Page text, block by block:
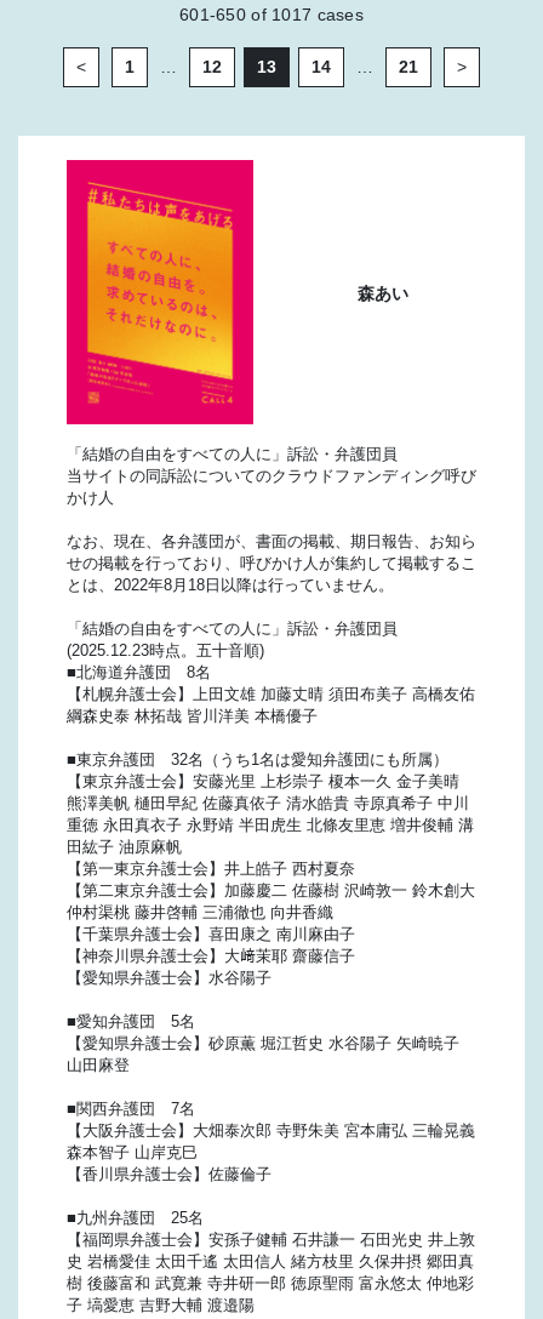
601-650 of 1017 cases
< 1 12 13 14 21 >
森あい
「結婚の自由をすべての人に」訴訟・弁護団員
当サイトの同訴訟についてのクラウドファンディング呼び
かけ人
なお、現在、各弁護団が、書面の掲載、期日報告、お知ら
せの掲載を行っており、呼びかけ人が集約して掲載するこ
とは、2022年8月18日以降は行っていません。
「結婚の自由をすべての人に」訴訟・弁護団員
(2025.12.23時点。五十音順)
■北海道弁護団 8名
【札幌弁護士会】上田文雄 加藤丈晴 須田布美子 高橋友佑
綱森史泰 林拓哉 皆川洋美 本橋優子
■東京弁護団 32名（うち1名は愛知弁護団にも所属）
【東京弁護士会】安藤光里 上杉崇子 榎本一久 金子美晴
熊澤美帆 樋田早紀 佐藤真依子 清水皓貴 寺原真希子 中川
重徳 永田真衣子 永野靖 半田虎生 北條友里恵 増井俊輔 溝
田紘子 油原麻帆
【第一東京弁護士会】井上皓子 西村夏奈
【第二東京弁護士会】加藤慶二 佐藤樹 沢崎敦一 鈴木創大
仲村渠桃 藤井啓輔 三浦徹也 向井香織
【千葉県弁護士会】喜田康之 南川麻由子
【神奈川県弁護士会】大﨑茉耶 齋藤信子
【愛知県弁護士会】水谷陽子
■愛知弁護団 5名
【愛知県弁護士会】砂原薫 堀江哲史 水谷陽子 矢崎暁子
山田麻登
■関西弁護団 7名
【大阪弁護士会】大畑泰次郎 寺野朱美 宮本庸弘 三輪晃義
森本智子 山岸克巳
【香川県弁護士会】佐藤倫子
■九州弁護団 25名
【福岡県弁護士会】安孫子健輔 石井謙一 石田光史 井上敦
史 岩橋愛佳 太田千遙 太田信人 緒方枝里 久保井摂 郷田真
樹 後藤富和 武寛兼 寺井研一郎 徳原聖雨 富永悠太 仲地彩
子 塙愛恵 吉野大輔 渡邉陽